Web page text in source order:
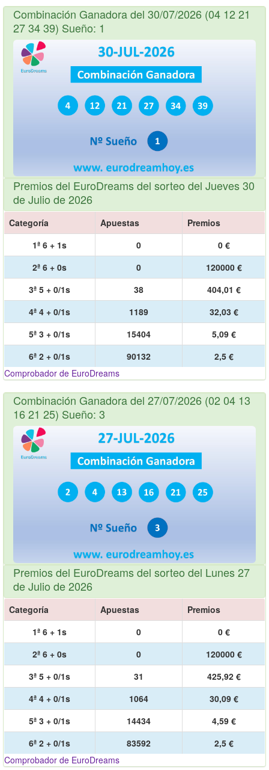
Combinación Ganadora del 30/07/2026 (04 12 21
27 34 39) Sueño: 1
Premios del EuroDreams del sorteo del Jueves 30
de Julio de 2026
Categoría Apuestas
Premios
1ª 6 + 1s
0
0 €
2ª 6 + 0s
0
120000 €
3ª 5 + 0/1s
38
404,01 €
4ª 4 + 0/1s
1189
32,03 €
5ª 3 + 0/1s
15404
5,09 €
6ª 2 + 0/1s
90132
2,5 €
Comprobador de EuroDreams
Combinación Ganadora del 27/07/2026 (02 04 13
16 21 25) Sueño: 3
Premios del EuroDreams del sorteo del Lunes 27
de Julio de 2026
Categoría Apuestas
Premios
1ª 6 + 1s
0
0 €
2ª 6 + 0s
0
120000 €
3ª 5 + 0/1s
31
425,92 €
4ª 4 + 0/1s
1064
30,09 €
5ª 3 + 0/1s
14434
4,59 €
6ª 2 + 0/1s
83592
2,5 €
Comprobador de EuroDreams